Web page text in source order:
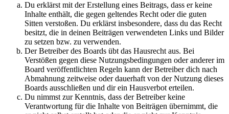
Du erklärst mit der Erstellung eines Beitrags, dass er keine
Inhalte enthält, die gegen geltendes Recht oder die guten
Sitten verstoßen. Du erklärst insbesondere, dass du das Recht
besitzt, die in deinen Beiträgen verwendeten Links und Bilder
zu setzen bzw. zu verwenden.
Der Betreiber des Boards übt das Hausrecht aus. Bei
Verstößen gegen diese Nutzungsbedingungen oder anderer im
Board veröffentlichten Regeln kann der Betreiber dich nach
Abmahnung zeitweise oder dauerhaft von der Nutzung dieses
Boards ausschließen und dir ein Hausverbot erteilen.
Du nimmst zur Kenntnis, dass der Betreiber keine
Verantwortung für die Inhalte von Beiträgen übernimmt, die